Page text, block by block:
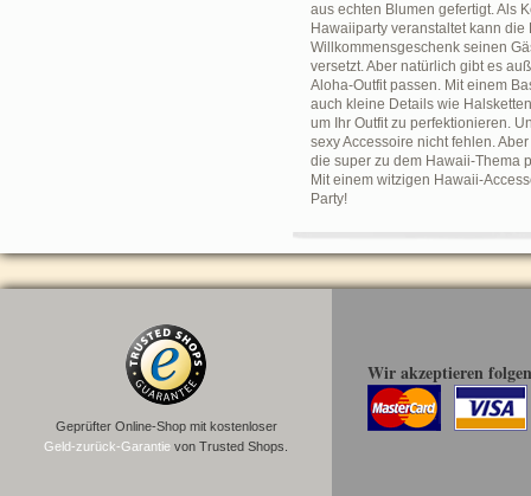
aus echten Blumen gefertigt. Als
Hawaiiparty veranstaltet kann
Willkommensgeschenk seinen
versetzt. Aber natürlich gibt es
Aloha-Outfit passen. Mit einem
auch kleine Details wie
um Ihr Outfit zu perfektionieren.
sexy Accessoire nicht fehlen.
die super zu dem Hawaii-Thema
Mit einem witzigen Hawaii-
Party!
Geprüfter Online-Shop mit kostenloser
Geld-zurück-Garantie von Trusted Shops.
Wir akzeptieren